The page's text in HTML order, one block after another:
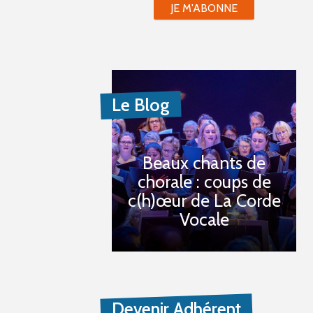
JE M'ABONNE
Le Blog
Beaux chants de
chorale : coups de
c(h)œur de La Corde
Vocale
Devenir Adhérent